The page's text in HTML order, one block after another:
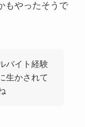
もやったそうで
バイト経験
生かされて